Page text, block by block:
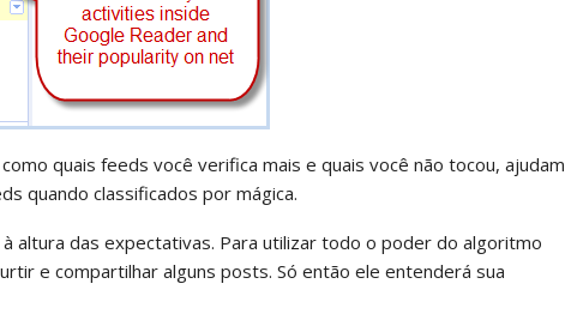
quais feeds você verifica mais e quais você não tocou, ajudam
quando classificados por mágica.
altura das expectativas. Para utilizar todo o poder do algoritmo
e compartilhar alguns posts. Só então ele entenderá sua